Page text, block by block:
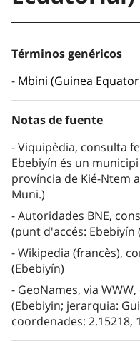
Términos genéricos
Mbini (Guinea
Notas de fuente
Viquipèdia, consulta
Ebebiyín és un
província de Kié-Ntem
Muni.)
Autoridades BNE,
(punt d'accés: Ebebiyín
Wikipedia (francès),
(Ebebiyín)
GeoNames, via
(Ebebiyin; jerarquia:
coordenades: 2.15218,